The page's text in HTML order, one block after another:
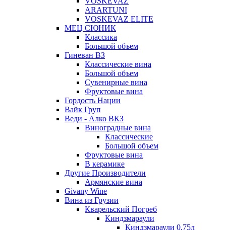
ARARTUNI
VOSKEVAZ ELITE
МЕЦ СЮНИК
Классика
Большой объем
Гиневан ВЗ
Классические вина
Большой объем
Сувенирные вина
Фруктовые вина
Гордость Нации
Вайк Груп
Веди - Алко ВКЗ
Виноградные вина
Классические
Большой объем
Фруктовые вина
В керамике
Другие Производители
Армянские вина
Givany Wine
Вина из Грузии
Кварельский Погреб
Киндзмараули
Киндзмараули 0,75л